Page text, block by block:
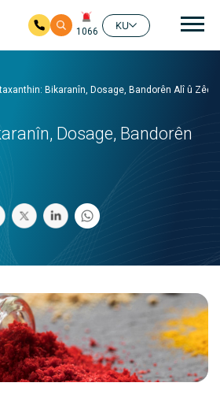
1066
KU
Bikaranîn, Dosage, Bandorên Alî û
Dosage, Bandorên